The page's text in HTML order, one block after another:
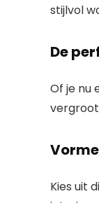
stijlvol
De
Of je nu
Kies uit